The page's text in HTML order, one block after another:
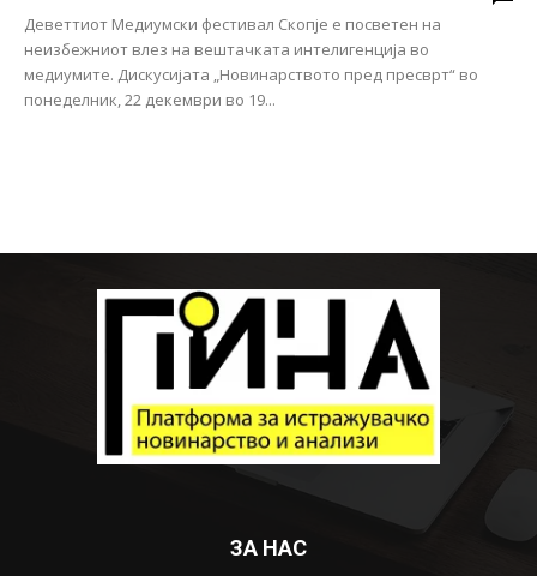
Деветтиот Медиумски фестивал Скопје е посветен на
неизбежниот влез на вештачката интелигенција во
медиумите. Дискусијата „Новинарството пред пресврт“ во
понеделник, 22 декември во 19...
ЗА НАС